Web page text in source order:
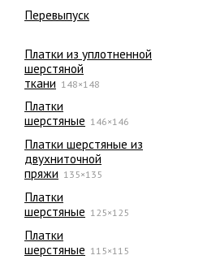
Перевыпуск
Платки из уплотненной
шерстяной
ткани 148×148
Платки
шерстяные 146×146
Платки шерстяные из
двухниточной
пряжи 135×135
Платки
шерстяные 125×125
Платки
шерстяные 115×115